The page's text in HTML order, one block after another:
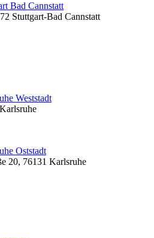
Bad Cannstatt
Stuttgart-Bad Cannstatt
Weststadt
Oststadt
20, 76131 Karlsruhe